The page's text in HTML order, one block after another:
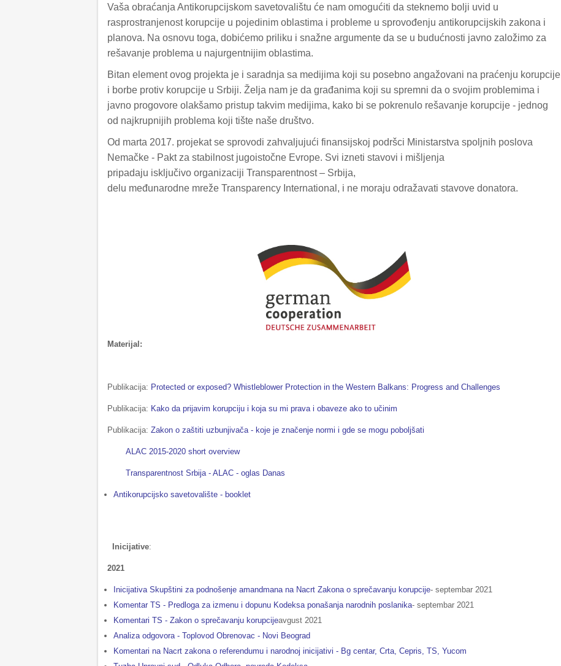
Vaša obraćanja Antikorupcijskom savetovalištu će nam omogućiti da steknemo bolji uvid u
rasprostranjenost korupcije u pojedinim oblastima i probleme u sprovođenju antikorupcijskih zakona i
planova. Na osnovu toga, dobićemo priliku i snažne argumente da se u budućnosti javno založimo za
rešavanje problema u najurgentnijim oblastima.
Bitan element ovog projekta je i saradnja sa medijima koji su posebno angažovani na praćenju korupcije
i borbe protiv korupcije u Srbiji. Želja nam je da građanima koji su spremni da o svojim problemima i
javno progovore olakšamo pristup takvim medijima, kako bi se pokrenulo rešavanje korupcije - jednog
od najkrupnijih problema koji tište naše društvo.
Od marta 2017. projekat se sprovodi zahvaljujući finansijskoj podršci Ministarstva spoljnih poslova
Nemačke - Pakt za stabilnost jugoistočne Evrope. Svi izneti stavovi i mišljenja
pripadaju isključivo organizaciji Transparentnost – Srbija,
delu međunarodne mreže Transparency International, i ne moraju odražavati stavove donatora.
Materijal:
Publikacija: Protected or exposed? Whistleblower Protection in the Western Balkans: Progress and Challenges
Publikacija: Kako da prijavim korupciju i koja su mi prava i obaveze ako to učinim
Publikacija: Zakon o zaštiti uzbunjivača - koje je značenje normi i gde se mogu poboljšati
ALAC 2015-2020 short overview
Transparentnost Srbija - ALAC - oglas Danas
Antikorupcijsko savetovalište - booklet
Inicijative:
2021
Inicijativa Skupštini za podnošenje amandmana na Nacrt Zakona o sprečavanju korupcije- septembar 2021
Komentar TS - Predloga za izmenu i dopunu Kodeksa ponašanja narodnih poslanika- septembar 2021
Komentari TS - Zakon o sprečavanju korupcijeavgust 2021
Analiza odgovora - Toplovod Obrenovac - Novi Beograd
Komentari na Nacrt zakona o referendumu i narodnoj inicijativi - Bg centar, Crta, Cepris, TS, Yucom